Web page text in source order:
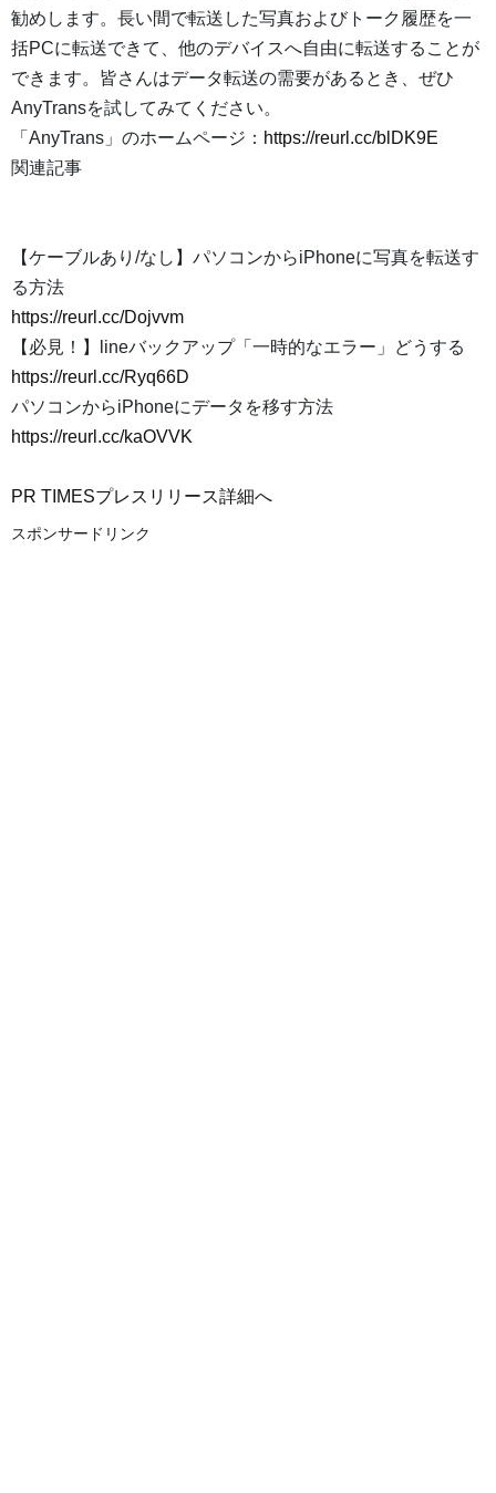
勧めします。長い間で転送した写真およびトーク履歴を一
括PCに転送できて、他のデバイスへ自由に転送することが
できます。皆さんはデータ転送の需要があるとき、ぜひ
AnyTransを試してみてください。
「AnyTrans」のホームページ： https://reurl.cc/blDK9E
関連記事
【ケーブルあり/なし】パソコンからiPhoneに写真を転送す
る方法
https://reurl.cc/Dojvvm
【必見！】lineバックアップ「一時的なエラー」どうする
https://reurl.cc/Ryq66D
パソコンからiPhoneにデータを移す方法
https://reurl.cc/kaOVVK
PR TIMESプレスリリース詳細へ
スポンサードリンク